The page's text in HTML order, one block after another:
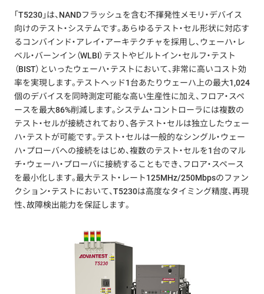
「T5230」は、NANDフラッシュを含む不揮発性メモリ・デバイス
向けのテスト・システムです。あらゆるテスト・セル形状に対応す
るコンバインド・アレイ・アーキテクチャを採用し、ウェーハ・レ
ベル・バーンイン（WLBI）テストやビルトイン・セルフ・テスト
（BIST）といったウェーハ・テストにおいて、非常に高いコスト効
率を実現します。テストヘッド1台あたりウェーハ上の最大1,024
個のデバイスを同時測定可能な高い生産性に加え、フロア・スペ
ースを最大86%削減します。システム・コントローラには複数の
テスト・セルが接続されており、各テスト・セルは独立したウェー
ハ・テストが可能です。テスト・セルは一般的なシングル・ウェー
ハ・プローバへの接続をはじめ、複数のテスト・セルを1台のマル
チ・ウェーハ・プローバに接続することもでき、フロア・スペース
を最小化します。最大テスト・レート125MHz/250Mbpsのファン
クション・テストにおいて、T5230は高度なタイミング精度、再現
性、故障検出能力を保証します。